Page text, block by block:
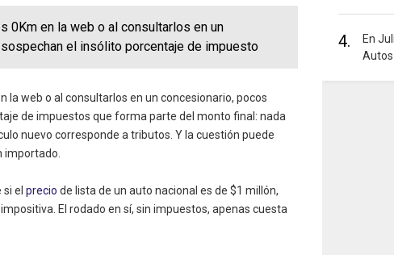
0Km en la web o al consultarlos en un
el insólito porcentaje de impuesto
la web o al consultarlos en un concesionario, pocos
de impuestos que forma parte del monto final: nada
nuevo corresponde a tributos. Y la cuestión puede
importado.
el precio de lista de un auto nacional es de $1 millón,
El rodado en sí, sin impuestos, apenas cuesta
4.
En